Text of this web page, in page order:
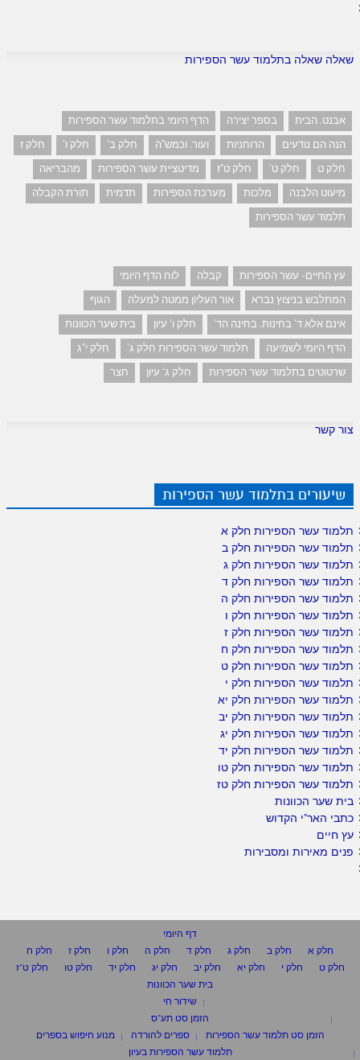
שאלה שאלה בתלמוד עשר הספירות
אבנט. הבית בספר יצירה
הדף היומי בתלמוד עשר הספירות
הנה הם נודעים
הרוחניות ועור. וכמש"ה חלק ב' חלק ו'
חלק ז
חלק ט
חלק ט' חלק ט"ז מדיטציית עשר הספירות
מהבריאה
מיעוט הלבנה
מלכות מערכת הספירות תדמית
תורת הקבלה
תלמוד עשר הספירות
עץ החיים- עשר הספירות קבלה
לוח הדף היומי
המתלבש בניצוץ נברא
אור העליון ממטה למעלה
הגוף
אינם אלא ד' בחינות. בחינה הד'
חלק ו' עיון
בית שער הכוונות
הדף היומי לשמיעה
תלמוד עשר הספירות חלק ג'
חלק י"ג
שרטוטים בתלמוד עשר הספירות
חלק ג' עיון חצר
צור קשר
שיעורים בתלמוד עשר הספירות
תלמוד עשר הספירות חלק א
תלמוד עשר הספירות חלק ב
תלמוד עשר הספירות חלק ג
תלמוד עשר הספירות חלק ד
תלמוד עשר הספירות חלק ה
תלמוד עשר הספירות חלק ו
תלמוד עשר הספירות חלק ז
תלמוד עשר הספירות חלק ח
תלמוד עשר הספירות חלק ט
תלמוד עשר הספירות חלק י
תלמוד עשר הספירות חלק יא
תלמוד עשר הספירות חלק יב
תלמוד עשר הספירות חלק יג
תלמוד עשר הספירות חלק יד
תלמוד עשר הספירות חלק טו
תלמוד עשר הספירות חלק טז
בית שער הכוונות
כתבי האר"י הקדוש
עץ חיים
פנים מאירות ומסבירות
דף היומי
חלק א
חלק ב חלק ג חלק ד חלק ה חלק ו חלק ז
חלק ח
חלק ט
חלק י חלק יא חלק יב חלק יג חלק יד חלק טו
חלק ט"ז
בית שער הכוונות
שידור חי
הזמן סט תע"ס
הזמן סט תלמוד עשר הספירות
ספרים להורדה
מנוע חיפוש בספרים
תלמוד עשר הספירות בעיון